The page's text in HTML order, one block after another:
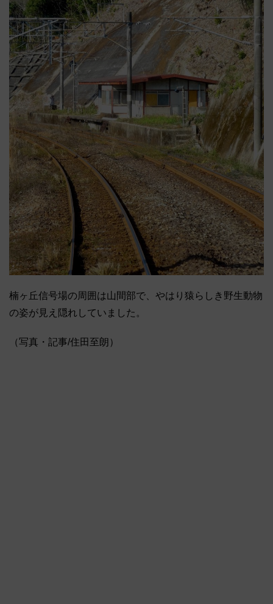
楠ヶ丘信号場の周囲は山間部で、やはり猿らしき野生動物
の姿が見え隠れしていました。
（写真・記事/住田至朗）